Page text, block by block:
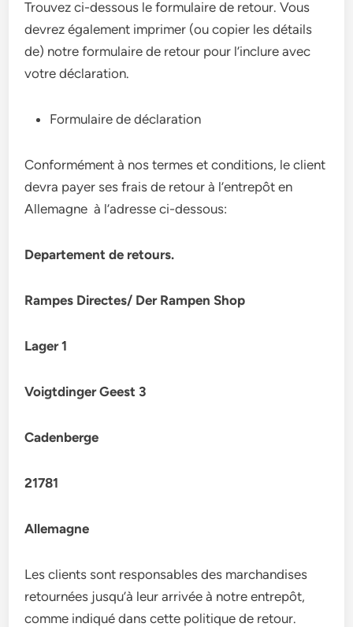
Trouvez ci-dessous le formulaire de retour. Vous
devrez également imprimer (ou copier les détails
de) notre formulaire de retour pour l’inclure avec
votre déclaration.
Formulaire de déclaration
Conformément à nos termes et conditions, le client
devra payer ses frais de retour à l’entrepôt en
Allemagne à l’adresse ci-dessous:
Departement de retours.
Rampes Directes/ Der Rampen Shop
Lager 1
Voigtdinger Geest 3
Cadenberge
21781
Allemagne
Les clients sont responsables des marchandises
retournées jusqu’à leur arrivée à notre entrepôt,
comme indiqué dans cette politique de retour.